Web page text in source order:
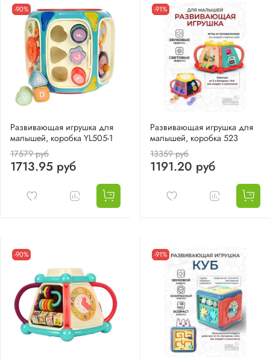
-90%
Развивающая игрушка для
малышей, коробка YL505-1
17579 руб
1713.95 руб
-91%
Развивающая игрушка для
малышей, коробка 523
13359 руб
1191.20 руб
-90% -91%